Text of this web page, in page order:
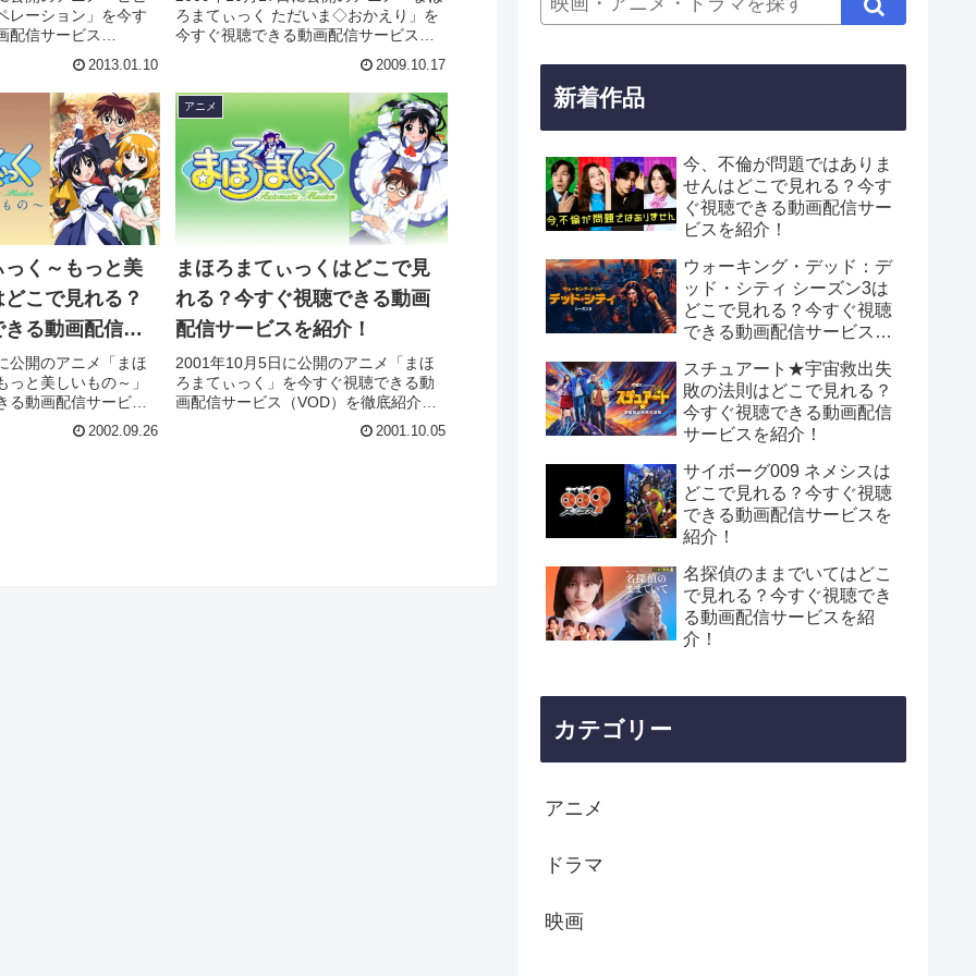
レーション」を今す
配信サービス
ッフ、主題歌の情報
に見た人の感想やレ
います。
2013.01.10
ろまてぃっく ただいま◇おかえり」を
今すぐ視聴できる動画配信サービス
スト・声優、スタッフ、主題歌の情報
はもちろん、実際に見た人の感想やレ
ビューもまとめています。
2009.10.17
っく～もっと美
こで見れる？
る動画配信サ
！
公開のアニメ「まほ
っと美しいもの～」
る動画配信サービス
介。あらすじやキャ
ッフ、主題歌の情報
2002.09.26
アニメ
まほろまてぃっくはどこで見
れる？今すぐ視聴できる動画
配信サービスを紹介！
2001年10月5日に公開のアニメ「まほ
ろまてぃっく」を今すぐ視聴できる動
画配信サービス（VOD）を徹底紹介。
あらすじやキャスト・声優、スタッ
フ、主題歌の情報はもちろん、実際に
2001.10.05
新着作品
今、不倫が問題ではありま
せんはどこで見れる？今す
ぐ視聴できる動画配信サー
ビスを紹介！
ウォーキング・デッド：デ
ッド・シティ シーズン3は
どこで見れる？今すぐ視聴
できる動画配信サービスを
スチュアート★宇宙救出失
敗の法則はどこで見れる？
今すぐ視聴できる動画配信
サービスを紹介！
サイボーグ009 ネメシスは
どこで見れる？今すぐ視聴
できる動画配信サービスを
紹介！
名探偵のままでいてはどこ
で見れる？今すぐ視聴でき
る動画配信サービスを紹
介！
カテゴリー
アニメ
ドラマ
映画